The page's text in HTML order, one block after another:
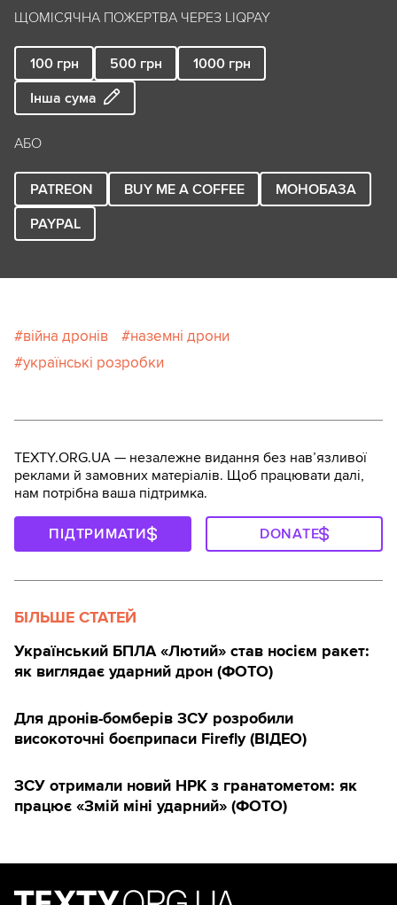
ЩОМІСЯЧНА ПОЖЕРТВА ЧЕРЕЗ LIQPAY
100 грн 500 грн 1000 грн
Інша сума
АБО
PATREON BUY ME A COFFEE
МОНОБАЗА
PAYPAL
війна дронів
наземні дрони
українські розробки
TEXTY.ORG.UA — незалежне видання без навʼязливої
реклами й замовних матеріалів. Щоб працювати далі,
нам потрібна ваша підтримка.
ПІДТРИМАТИ DONATE
БІЛЬШЕ СТАТЕЙ
Український БПЛА «Лютий» став носієм ракет:
як виглядає ударний дрон (ФОТО)
Для дронів-бомберів ЗСУ розробили
високоточні боєприпаси Firefly (ВІДЕО)
ЗСУ отримали новий НРК з гранатометом: як
працює «Змій міні ударний» (ФОТО)